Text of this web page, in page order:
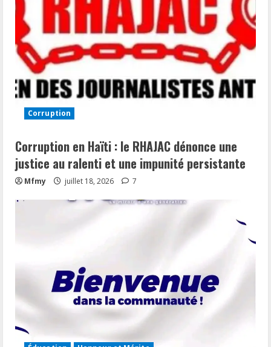
Corruption
Corruption en Haïti : le RHAJAC dénonce une
justice au ralenti et une impunité persistante
Mfmy juillet 18, 2026 7